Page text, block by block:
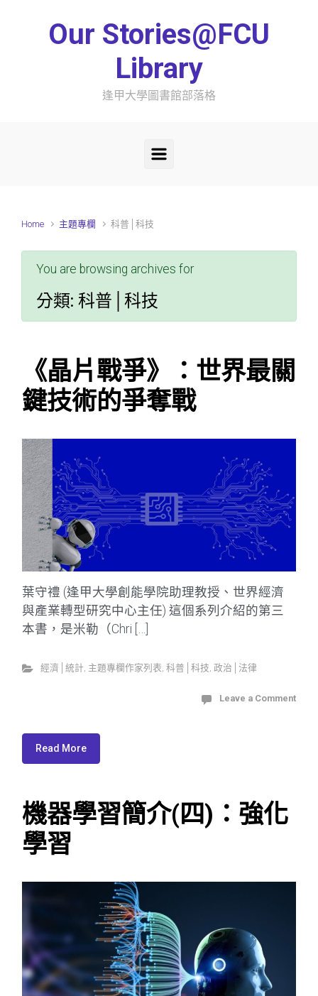
Our Stories@FCU
Library
逢甲大學圖書館部落格
Home 主題專欄 科普│科技
You are browsing archives for
分類: 科普│科技
《晶片戰爭》：世界最關
鍵技術的爭奪戰
葉守禮 (逢甲大學創能學院助理教授、世界經濟
與產業轉型研究中心主任) 這個系列介紹的第三
本書，是米勒（Chri […]
經濟│統計, 主題專欄作家列表, 科普│科技, 政治│法律
Leave a Comment
Read More
機器學習簡介(四)：強化
學習